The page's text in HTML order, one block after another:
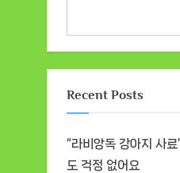
Recent Posts
“라비앙독 강아지 사
도 걱정 없어요